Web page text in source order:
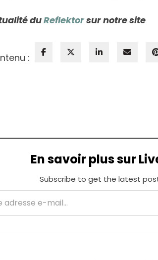
duReflektorsur notre site
:
En savoir plus sur
Subscribe to get the latest